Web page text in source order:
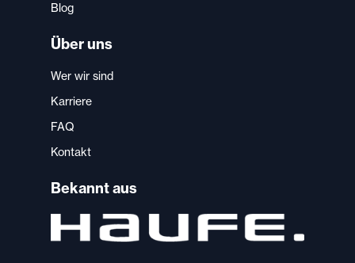
Blog
Über uns
Wer wir sind
Karriere
FAQ
Kontakt
Bekannt aus